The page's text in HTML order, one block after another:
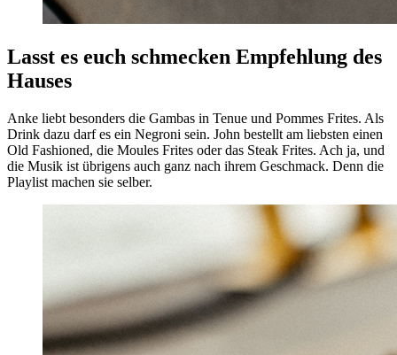
Lasst es euch schmecken Empfehlung des
Hauses
Anke liebt besonders die Gambas in Tenue und Pommes Frites. Als
Drink dazu darf es ein Negroni sein. John bestellt am liebsten einen
Old Fashioned, die Moules Frites oder das Steak Frites. Ach ja, und
die Musik ist übrigens auch ganz nach ihrem Geschmack. Denn die
Playlist machen sie selber.